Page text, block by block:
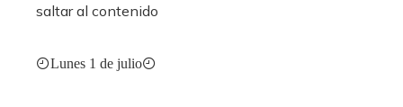
saltar al contenido
Lunes 1 de julio